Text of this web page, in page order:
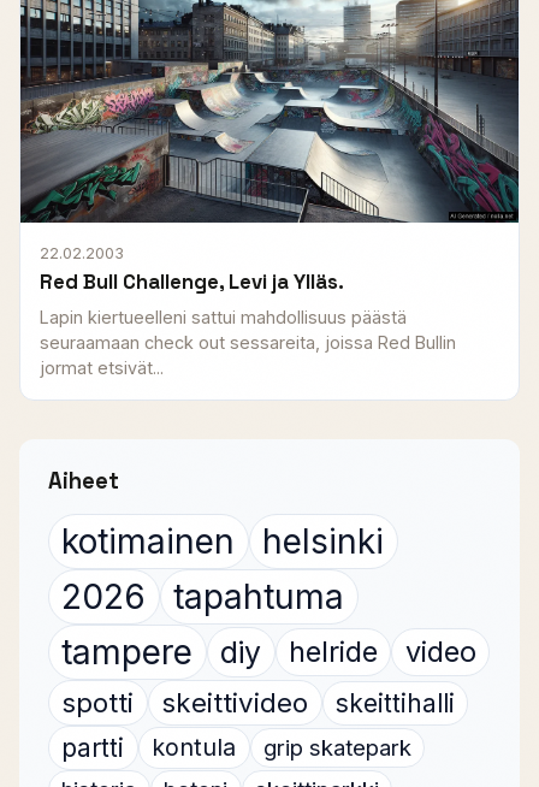
22.02.2003
Red Bull Challenge, Levi ja Ylläs.
Lapin kiertueelleni sattui mahdollisuus päästä
seuraamaan check out sessareita, joissa Red Bullin
jormat etsivät...
Aiheet
kotimainen
helsinki
2026
tapahtuma
tampere
diy helride video
spotti skeittivideo
skeittihalli
partti
kontula
grip skatepark